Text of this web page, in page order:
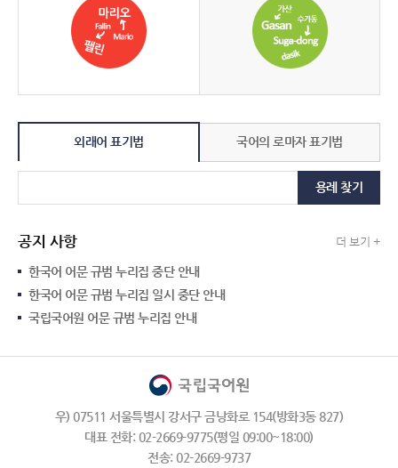
외래어 표기법 국어의 로마자 표기법
용례 찾기
공지 사항 더 보기 +
한국어 어문 규범 누리집 중단 안내
한국어 어문 규범 누리집 일시 중단 안내
국립국어원 어문 규범 누리집 안내
우) 07511 서울특별시 강서구 금낭화로 154(방화3동 827)
대표 전화: 02-2669-9775(평일 09:00~18:00)
전송: 02-2669-9737